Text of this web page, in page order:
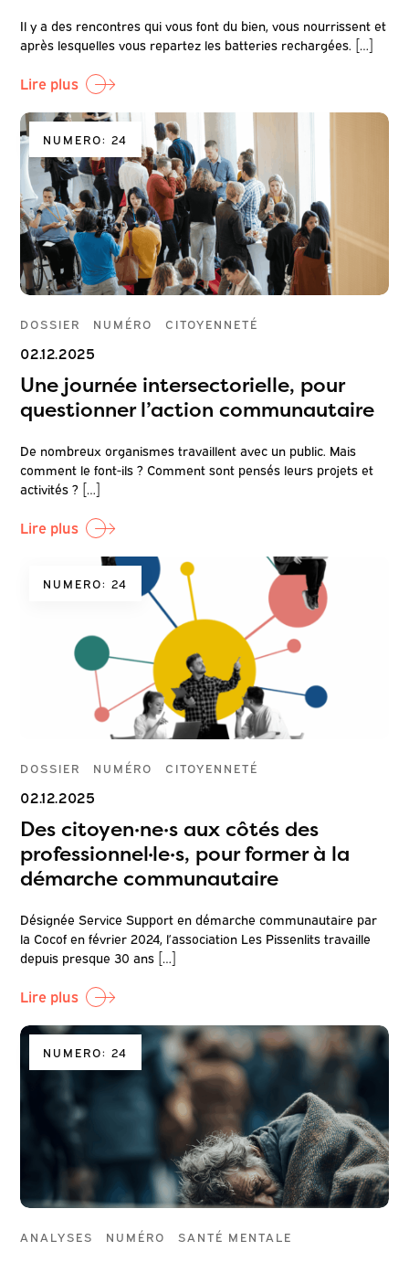
Il y a des rencontres qui vous font du bien, vous nourrissent et
après lesquelles vous repartez les batteries rechargées. […]
Lire plus
NUMERO: 24
DOSSIER NUMÉRO CITOYENNETÉ
02.12.2025
Une journée intersectorielle, pour
questionner l’action communautaire
De nombreux organismes travaillent avec un public. Mais
comment le font-ils ? Comment sont pensés leurs projets et
activités ? […]
Lire plus
NUMERO: 24
DOSSIER NUMÉRO CITOYENNETÉ
02.12.2025
Des citoyen·ne·s aux côtés des
professionnel·le·s, pour former à la
démarche communautaire
Désignée Service Support en démarche communautaire par
la Cocof en février 2024, l’association Les Pissenlits travaille
depuis presque 30 ans […]
Lire plus
NUMERO: 24
ANALYSES NUMÉRO SANTÉ MENTALE